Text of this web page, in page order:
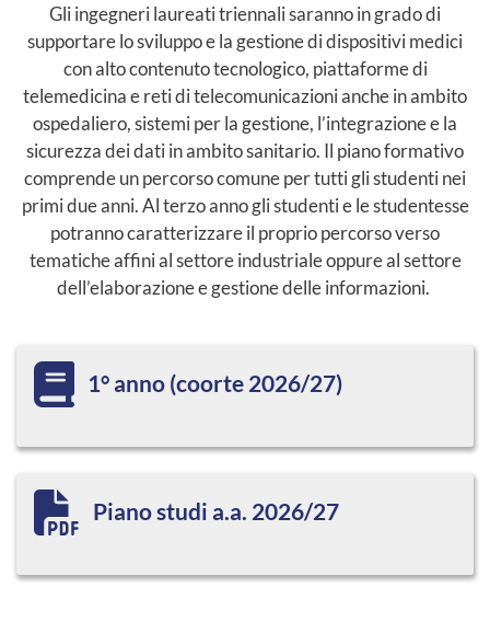
Gli ingegneri laureati triennali saranno in grado di
supportare lo sviluppo e la gestione di dispositivi medici
con alto contenuto tecnologico, piattaforme di
telemedicina e reti di telecomunicazioni anche in ambito
ospedaliero, sistemi per la gestione, l’integrazione e la
sicurezza dei dati in ambito sanitario. Il piano formativo
comprende un percorso comune per tutti gli studenti nei
primi due anni. Al terzo anno gli studenti e le studentesse
potranno caratterizzare il proprio percorso verso
tematiche affini al settore industriale oppure al settore
dell’elaborazione e gestione delle informazioni.
1° anno (coorte 2026/27)
Piano studi a.a. 2026/27